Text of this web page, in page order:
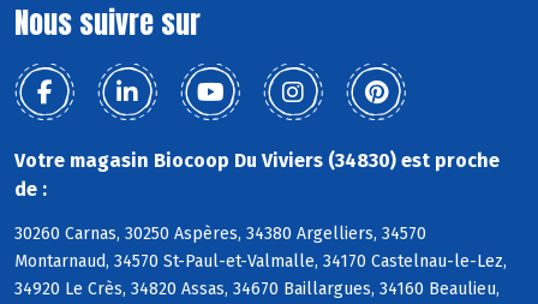
Nous suivre sur
Votre magasin Biocoop Du Viviers (34830) est proche
de :
30260 Carnas, 30250 Aspères, 34380 Argelliers, 34570
Montarnaud, 34570 St-Paul-et-Valmalle, 34170 Castelnau-le-Lez,
34920 Le Crès, 34820 Assas, 34670 Baillargues, 34160 Beaulieu,